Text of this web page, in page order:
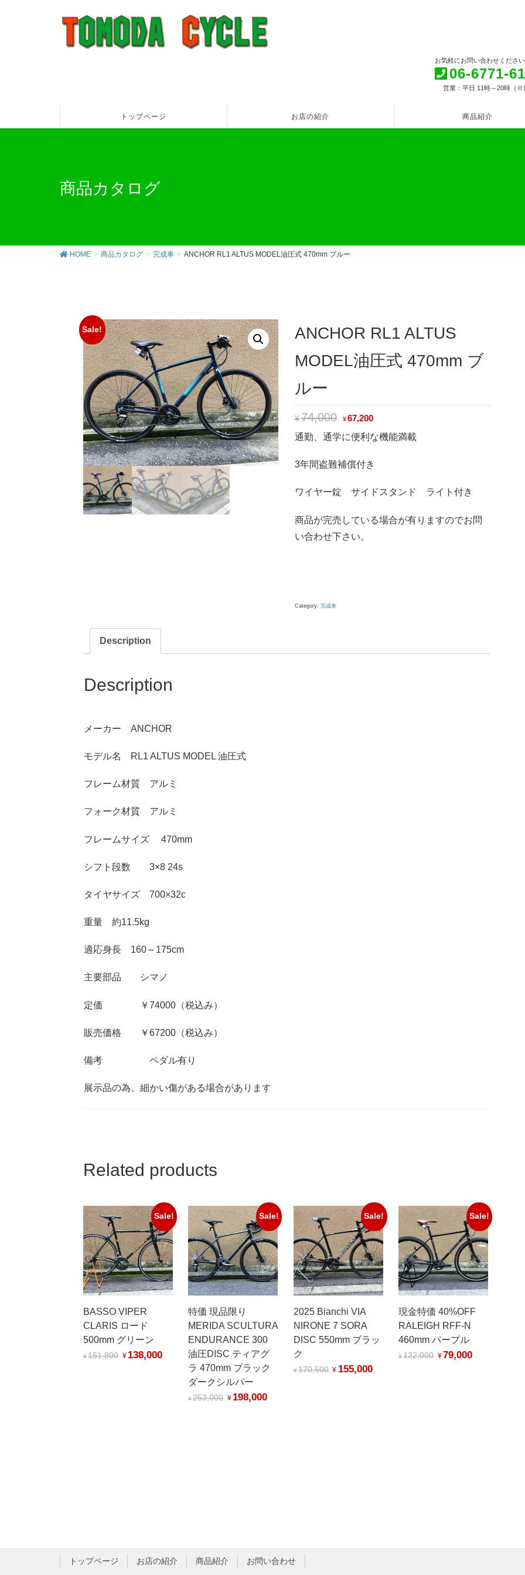
お気軽にお問い合わせくださ
06-6771-
営業：平日 11時～20時（※
トップページ お店の紹介 商品紹介
商品カタログ
HOME 商品カタログ 完成車 ANCHOR RL1 ALTUS MODEL油圧式 470mm ブルー
Sale!
ANCHOR RL1 ALTUS
MODEL油圧式 470mm ブ
ルー
¥74,000 ¥67,200
通勤、通学に便利な機能満載
3年間盗難補償付き
ワイヤー錠 サイドスタンド ライト付き
商品が完売している場合が有りますのでお問
い合わせ下さい。
Category: 完成車
Description
Description
メーカー ANCHOR
モデル名 RL1 ALTUS MODEL 油圧式
フレーム材質 アルミ
フォーク材質 アルミ
フレームサイズ 470mm
シフト段数 3×8 24s
タイヤサイズ 700×32c
重量 約11.5kg
適応身長 160～175cm
主要部品 シマノ
定価 ￥74000（税込み）
販売価格 ￥67200（税込み）
備考 ペダル有り
展示品の為、細かい傷がある場合があります
Related products
Sale!
BASSO VIPER
CLARIS ロード
500mm グリーン
¥151,800 ¥ 138,000
Sale!
特価 現品限り
MERIDA SCULTURA
ENDURANCE 300
油圧DISC ティアグ
ラ 470mm ブラック
ダークシルバー
¥253,000 ¥ 198,000
Sale!
2025 Bianchi VIA
NIRONE 7 SORA
DISC 550mm ブラッ
ク
¥170,500 ¥ 155,000
Sale!
現金特価 40%OFF
RALEIGH RFF-N
460mm パープル
¥132,000 ¥79,000
トップページ お店の紹介 商品紹介 お問い合わせ